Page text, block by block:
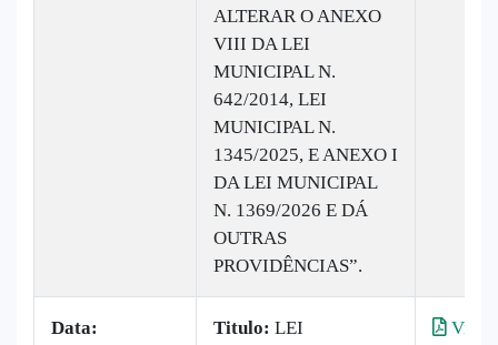
ALTERAR O ANEXO
VIII DA LEI
MUNICIPAL N.
642/2014, LEI
MUNICIPAL N.
1345/2025, E ANEXO I
DA LEI MUNICIPAL
N. 1369/2026 E DÁ
OUTRAS
PROVIDÊNCIAS”.
Data:
Titulo: LEI